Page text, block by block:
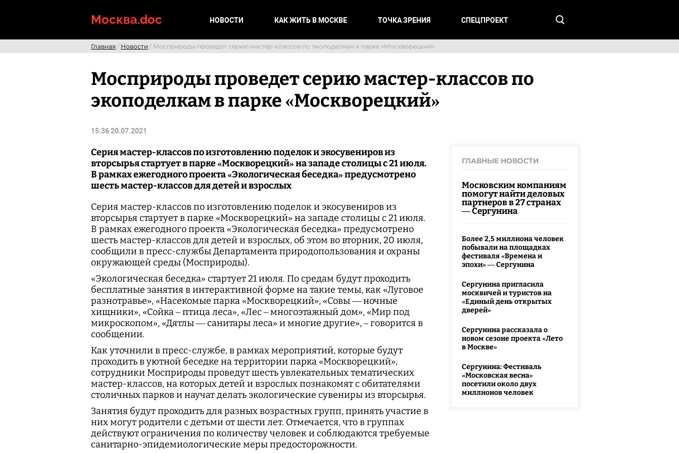
Москва.doc НОВОСТИ КАК ЖИТЬ В МОСКВЕ ТОЧКА ЗРЕНИЯ СПЕЦПРОЕКТ
Главная / Новости / Мосприроды проведет серию мастер-классов по экоподелкам в парке «Москворецкий»
Мосприроды проведет серию мастер-классов по
экоподелкам в парке «Москворецкий»
15:36 20.07.2021
Серия мастер-классов по изготовлению поделок и экосувениров из
вторсырья стартует в парке «Москворецкий» на западе столицы с 21 июля.
В рамках ежегодного проекта «Экологическая беседка» предусмотрено
шесть мастер-классов для детей и взрослых
Серия мастер-классов по изготовлению поделок и экосувениров из
вторсырья стартует в парке «Москворецкий» на западе столицы с 21 июля.
В рамках ежегодного проекта «Экологическая беседка» предусмотрено
шесть мастер-классов для детей и взрослых, об этом во вторник, 20 июля,
сообщили в пресс-службы Департамента природопользования и охраны
окружающей среды (Мосприроды).
«Экологическая беседка» стартует 21 июля. По средам будут проходить
бесплатные занятия в интерактивной форме на такие темы, как «Луговое
разнотравье», «Насекомые парка «Москворецкий», «Совы — ночные
хищники», «Сойка – птица леса», «Лес – многоэтажный дом», «Мир под
микроскопом», «Дятлы — санитары леса» и многие другие», – говорится в
сообщении.
Как уточнили в пресс-службе, в рамках мероприятий, которые будут
проходить в уютной беседке на территории парка «Москворецкий»,
сотрудники Мосприроды проведут шесть увлекательных тематических
мастер-классов, на которых детей и взрослых познакомят с обитателями
столичных парков и научат делать экологические сувениры из вторсырья.
Занятия будут проходить для разных возрастных групп, принять участие в
них могут родители с детьми от шести лет. Отмечается, что в группах
действуют ограничения по количеству человек и соблюдаются требуемые
санитарно-эпидемиологические меры предосторожности.
ГЛАВНЫЕ НОВОСТИ
Московским компаниям
помогут найти деловых
партнеров в 27 странах
— Сергунина
Более 2,5 миллиона человек
побывали на площадках
фестиваля «Времена и
эпохи» — Сергунина
Сергунина пригласила
москвичей и туристов на
«Единый день открытых
дверей»
Сергунина рассказала о
новом сезоне проекта «Лето
в Москве»
Сергунина: Фестиваль
«Московская весна»
посетили около двух
миллионов человек